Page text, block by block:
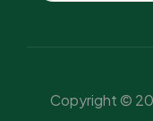
Copyright ©